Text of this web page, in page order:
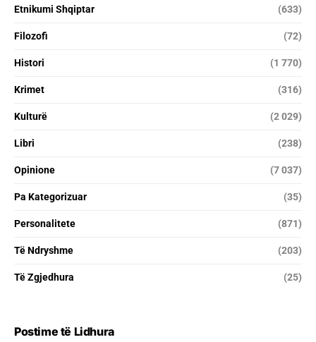
Etnikumi Shqiptar (633)
Filozofi (72)
Histori (1 770)
Krimet (316)
Kulturë (2 029)
Libri (238)
Opinione (7 037)
Pa Kategorizuar (35)
Personalitete (871)
Të Ndryshme (203)
Të Zgjedhura (25)
Postime të Lidhura